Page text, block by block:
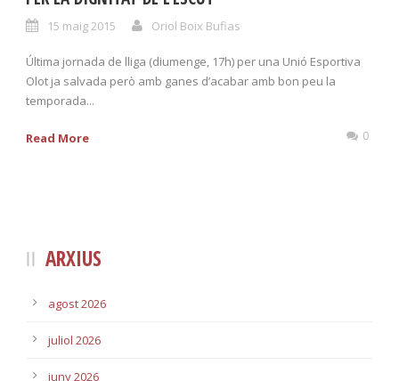
15 maig 2015 Oriol Boix Bufias
Última jornada de lliga (diumenge, 17h) per una Unió Esportiva
Olot ja salvada però amb ganes d’acabar amb bon peu la
temporada...
Read More 0
ARXIUS
agost 2026
juliol 2026
juny 2026